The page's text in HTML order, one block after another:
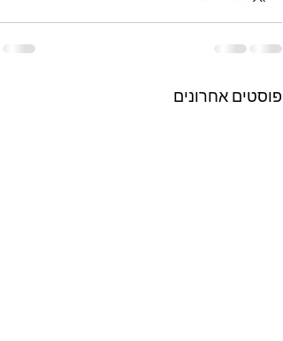
פוסטים אחרונים